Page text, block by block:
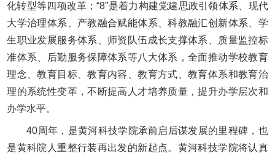
化转型等四项改革；“8”是着力构建党建思政引领体系、现代
大学治理体系、产教融合赋能体系、科教融汇创新体系、学
生职业发展服务体系、师资队伍成长支撑体系、质量监控标
准体系、后勤服务保障体系等八大体系，全面推动学校教育
理念、教育目标、教育内容、教育方式、教育体系和教育治
理的系统性变革，不断提高人才培养质量，提升办学层次和
办学水平。
40周年，是黄河科技学院承前启后谋发展的里程碑，也
是黄科院人重整行装再出发的新起点。黄河科技学院将认真